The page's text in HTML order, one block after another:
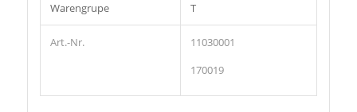
Warengrupe T
Art.-Nr.
11030001
170019